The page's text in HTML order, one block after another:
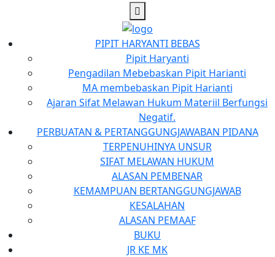
PIPIT HARYANTI BEBAS
Pipit Haryanti
Pengadilan Mebebaskan Pipit Harianti
MA membebaskan Pipit Harianti
Ajaran Sifat Melawan Hukum Materiil Berfungsi
Negatif.
PERBUATAN & PERTANGGUNGJAWABAN PIDANA
TERPENUHINYA UNSUR
SIFAT MELAWAN HUKUM
ALASAN PEMBENAR
KEMAMPUAN BERTANGGUNGJAWAB
KESALAHAN
ALASAN PEMAAF
BUKU
JR KE MK